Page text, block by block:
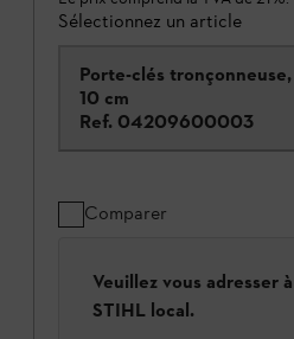
Sélectionnez un article
Porte-clés
10 cm
Ref. 04209600003
Comparer
Veuillez vous adresser
STIHL local.